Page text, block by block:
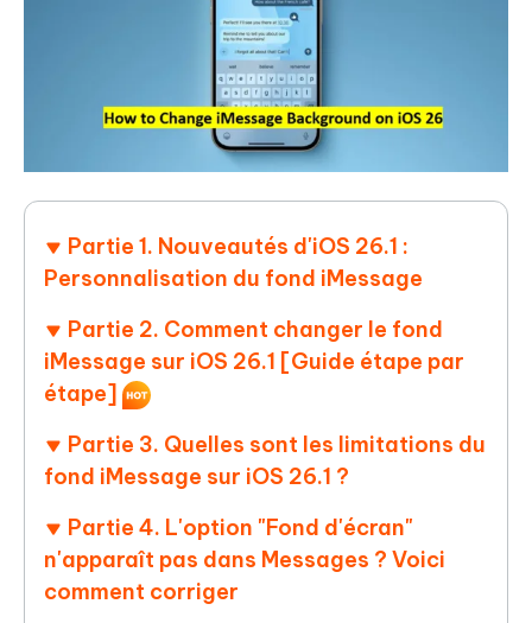
Partie 1. Nouveautés d'iOS 26.1 :
Personnalisation du fond iMessage
Partie 2. Comment changer le fond
iMessage sur iOS 26.1 [Guide étape par
étape]
Partie 3. Quelles sont les limitations du
fond iMessage sur iOS 26.1 ?
Partie 4. L'option "Fond d'écran"
n'apparaît pas dans Messages ? Voici
comment corriger